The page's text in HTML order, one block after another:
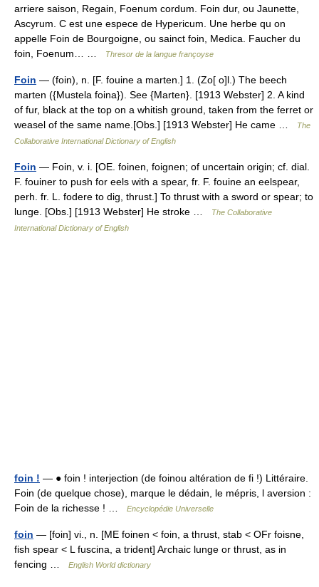
arriere saison, Regain, Foenum cordum. Foin dur, ou Jaunette,
Ascyrum. C est une espece de Hypericum. Une herbe qu on
appelle Foin de Bourgoigne, ou sainct foin, Medica. Faucher du
foin, Foenum… …
Thresor de la langue françoyse
Foin — (foin), n. [F. fouine a marten.] 1. (Zo[ o]l.) The beech
marten ({Mustela foina}). See {Marten}. [1913 Webster] 2. A kind
of fur, black at the top on a whitish ground, taken from the ferret or
weasel of the same name.[Obs.] [1913 Webster] He came …
The
Collaborative International Dictionary of English
Foin — Foin, v. i. [OE. foinen, foignen; of uncertain origin; cf. dial.
F. fouiner to push for eels with a spear, fr. F. fouine an eelspear,
perh. fr. L. fodere to dig, thrust.] To thrust with a sword or spear; to
lunge. [Obs.] [1913 Webster] He stroke …
The Collaborative
International Dictionary of English
foin ! — ● foin ! interjection (de foinou altération de fi !) Littéraire.
Foin (de quelque chose), marque le dédain, le mépris, l aversion :
Foin de la richesse ! …
Encyclopédie Universelle
foin — [foin] vi., n. [ME foinen < foin, a thrust, stab < OFr foisne,
fish spear < L fuscina, a trident] Archaic lunge or thrust, as in
fencing …
English World dictionary